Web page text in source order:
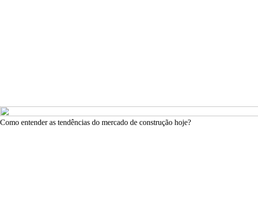
Como entender as tendências do mercado de construção hoje?